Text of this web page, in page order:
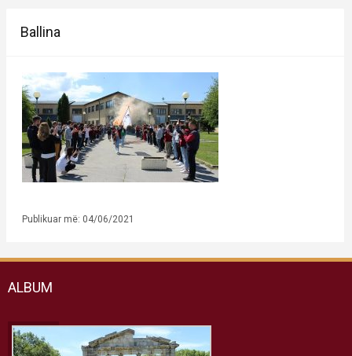
Ballina
Publikuar më: 04/06/2021
ALBUM